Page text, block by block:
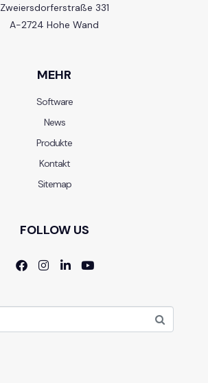
Zweiersdorferstraße 331
A-2724 Hohe Wand
MEHR
Software
News
Produkte
Kontakt
Sitemap
FOLLOW US